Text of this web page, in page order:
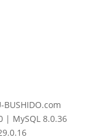
| MySQL 8.0.36